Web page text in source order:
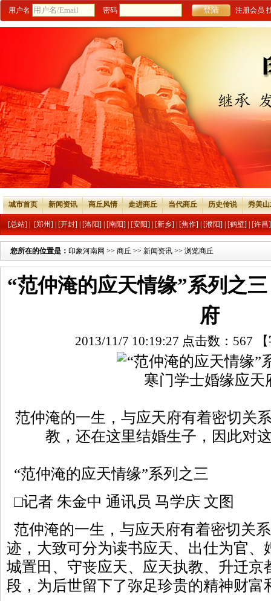
用户名 密码 注册会员
城市首页 新闻资讯 商丘风情 走进商丘 当代商丘 历史传说 秀美
[总站] [郑州] [开封] [洛阳] [南阳] [安阳] [新乡] [焦作] [濮阳] [鹤壁] [许昌]
您所在的位置是： 印象河南网 >> 商丘 >> 新闻资讯 >> 浏览商丘
“范仲淹的应天情缘”系列之
府
2013/11/7 10:19:27 点击数： 567
范仲淹的一生，与应天府有着密切关
教，还在这里结婚生子，因此对
“范仲淹的应天情缘”系列之三
□记者 朱金中 通讯员 马学庆 文图
范仲淹的一生，与应天府有着密切关
迹，大致可分为读书应天、出仕为官、
城置田、守丧应天、应天执教、升迁京
段，为后世留下了弥足珍贵的精神财富